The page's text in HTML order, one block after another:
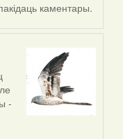
каментары.
-